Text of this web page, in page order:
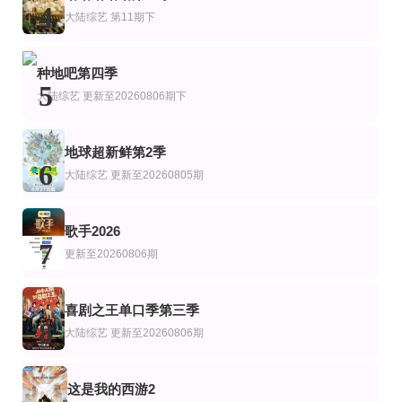
90年代秀第三季
姐姐当家2
粤旅玩家
已完结
瑞士潮什么粤语
梁芷珮
更新至20260803期
快乐老家
孙浩 李静 戴军 李维嘉 沈凌 吴昕 武艺 高旭
20260730第8期
你好湖南​
4 大陆综艺 第11期下
5
种地吧第四季
大陆综艺 更新至20260806期下
6
地球超新鲜第2季
大陆综艺 更新至20260805期
7
歌手2026
更新至20260806期
8
喜剧之王单口季第三季
大陆综艺 更新至20260806期
这是我的西游2